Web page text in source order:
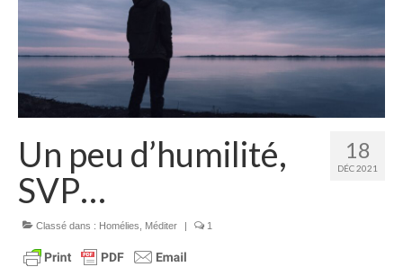
Homélies de Mariages
Homélies de Pèlerinages
Mon témoignage
Lire
Articles, Chroniques
Livres
Grandir : rubrique Cliquer
18
DÉC 2021
Un peu d’humilité,
SVP…
Classé dans : Homélies Méditer 1